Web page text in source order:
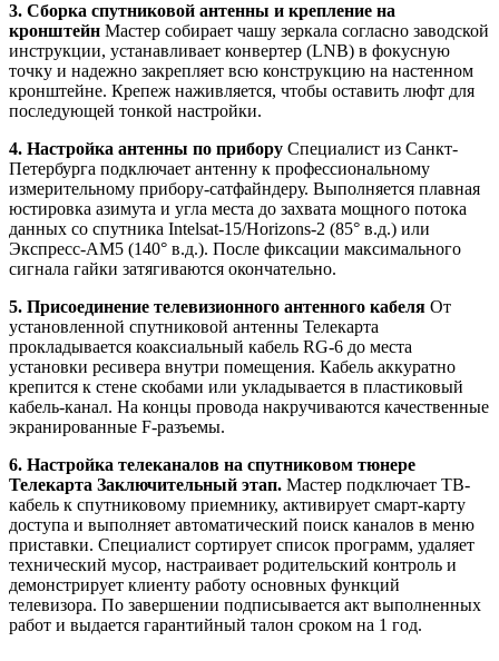
3. Сборка спутниковой антенны и крепление на
кронштейн Мастер собирает чашу зеркала согласно заводской
инструкции, устанавливает конвертер (LNB) в фокусную
точку и надежно закрепляет всю конструкцию на настенном
кронштейне. Крепеж наживляется, чтобы оставить люфт для
последующей тонкой настройки.
4. Настройка антенны по прибору Специалист из Санкт-
Петербурга подключает антенну к профессиональному
измерительному прибору-сатфайндеру. Выполняется плавная
юстировка азимута и угла места до захвата мощного потока
данных со спутника Intelsat-15/Horizons-2 (85° в.д.) или
Экспресс-АМ5 (140° в.д.). После фиксации максимального
сигнала гайки затягиваются окончательно.
5. Присоединение телевизионного антенного кабеля От
установленной спутниковой антенны Телекарта
прокладывается коаксиальный кабель RG-6 до места
установки ресивера внутри помещения. Кабель аккуратно
крепится к стене скобами или укладывается в пластиковый
кабель-канал. На концы провода накручиваются качественные
экранированные F-разъемы.
6. Настройка телеканалов на спутниковом тюнере
Телекарта Заключительный этап. Мастер подключает ТВ-
кабель к спутниковому приемнику, активирует смарт-карту
доступа и выполняет автоматический поиск каналов в меню
приставки. Специалист сортирует список программ, удаляет
технический мусор, настраивает родительский контроль и
демонстрирует клиенту работу основных функций
телевизора. По завершении подписывается акт выполненных
работ и выдается гарантийный талон сроком на 1 год.